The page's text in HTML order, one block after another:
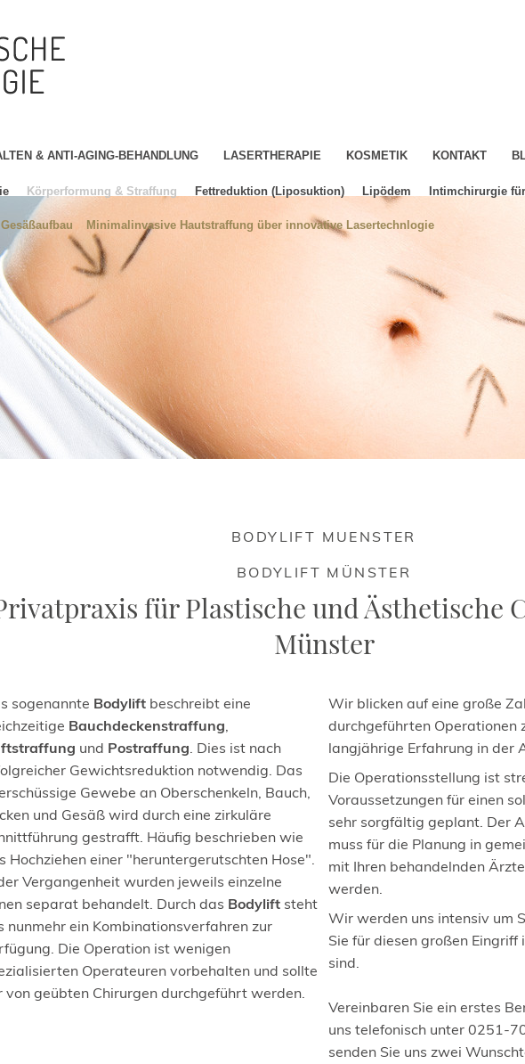
& ANTI-AGING-BEHANDLUNG LASERTHERAPIE KOSMETIK KONTAKT
Körperformung & Straffung
Gesäßaufbau Minimalinvasive Hautstraffung über innovative Lasertechnlogie
Fettreduktion (Liposuktion) Lipödem Intimchirurgie
BODYLIFT MUENSTER
BODYLIFT MÜNSTER
für Plastische und Ästhetische
Münster
sogenannte Bodylift beschreibt eine
Bauchdeckenstraffung,
und Postraffung. Dies ist nach
Gewichtsreduktion notwendig. Das
Gewebe an Oberschenkeln, Bauch,
und Gesäß wird durch eine zirkuläre
gestrafft. Häufig beschrieben wie
Hochziehen einer "heruntergerutschten Hose".
Vergangenheit wurden jeweils einzelne
separat behandelt. Durch das Bodylift steht
nunmehr ein Kombinationsverfahren zur
Die Operation ist wenigen
Operateuren vorbehalten und sollte
von geübten Chirurgen durchgeführt werden.
Wir blicken auf eine große
durchgeführten Operationen
langjährige Erfahrung in der
Die Operationsstellung ist
Voraussetzungen für einen
sehr sorgfältig geplant. Der
muss für die Planung in
mit Ihren behandelnden
werden.
Wir werden uns intensiv um
Sie für diesen großen Eingriff
sind.
Vereinbaren Sie ein erstes
uns telefonisch unter 0251-
senden Sie uns zwei